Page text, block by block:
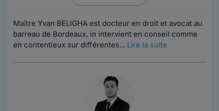
Maître Yvan BELIGHA est docteur en droit et avocat au
barreau de Bordeaux, in intervient en conseil comme
en contentieux sur différentes... Lire la suite